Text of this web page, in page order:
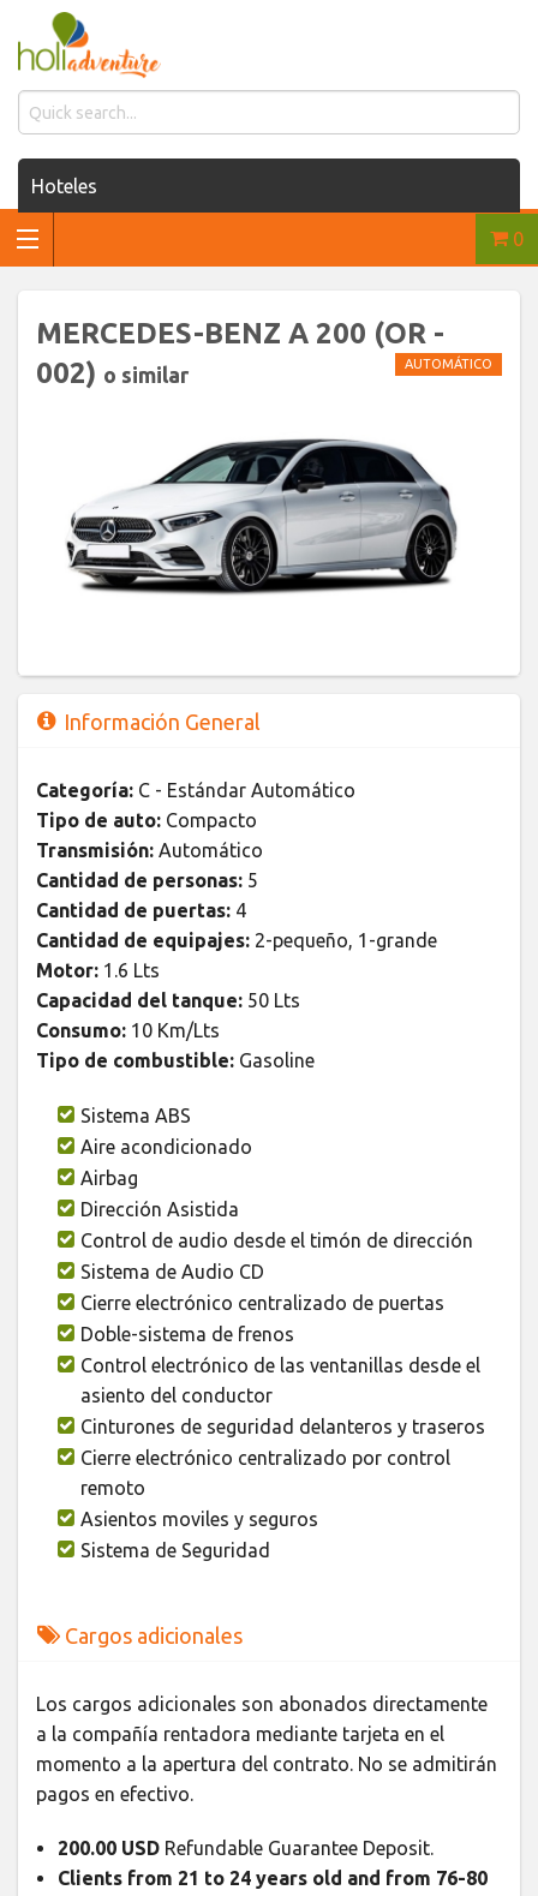
Hoteles
Casas de renta
Traslados
0
MERCEDES-BENZ A 200 (OR -
002) o similar AUTOMÁTICO
Información General
Categoría: C - Estándar Automático
Tipo de auto: Compacto
Transmisión: Automático
Cantidad de personas: 5
Cantidad de puertas: 4
Cantidad de equipajes: 2-pequeño, 1-grande
Motor: 1.6 Lts
Capacidad del tanque: 50 Lts
Consumo: 10 Km/Lts
Tipo de combustible: Gasoline
Sistema ABS
Aire acondicionado
Airbag
Dirección Asistida
Control de audio desde el timón de dirección
Sistema de Audio CD
Cierre electrónico centralizado de puertas
Doble-sistema de frenos
Control electrónico de las ventanillas desde el
asiento del conductor
Cinturones de seguridad delanteros y traseros
Cierre electrónico centralizado por control
remoto
Asientos moviles y seguros
Sistema de Seguridad
Cargos adicionales
Los cargos adicionales son abonados directamente
a la compañía rentadora mediante tarjeta en el
momento a la apertura del contrato. No se admitirán
pagos en efectivo.
200.00 USDRefundable Guarantee Deposit.
Clients from 21 to 24 years old and from 76-80